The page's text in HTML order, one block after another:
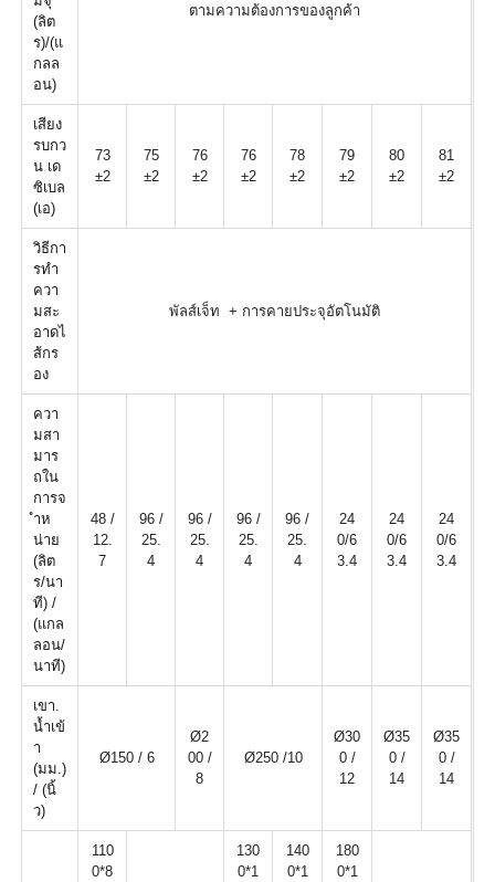
(ลิต
ร)/(แ
กลล
อน)
ตามความต้องการของลูกค้า
เสียง
รบกว
น เด
ซิเบล
(เอ)
73
±2
75
±2
76
±2
76
±2
78
±2
79
±2
80
±2
81
±2
วิธีกา
รทำ
ควา
มสะ
อาดไ
ส้กร
อง
พัลส์เจ็ท + การคายประจุอัตโนมัติ
ควา
มสา
มาร
ถใน
การจ
ำห
น่าย
(ลิต
ร/นา
ที) /
(แกล
ลอน/
นาที)
48 /
12.
7
96 /
25.
4
96 /
25.
4
96 /
25.
4
96 /
25.
4
24
0/6
3.4
24
0/6
3.4
24
0/6
3.4
เขา.
น้ำเข้
า
(มม.)
/ (นิ้
ว)
Ø150 / 6
Ø2
00 /
8
Ø250 /10
Ø30
0 /
12
Ø35
0 /
14
Ø35
0 /
14
110
0*8
130
0*1
140
0*1
180
0*1